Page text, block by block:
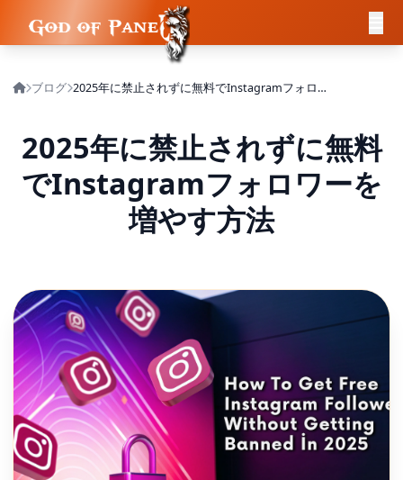
ブログ 2025年に禁止されずに無料でInstagramフォロワーを増やす方法
2025年に禁止されずに無料
でInstagramフォロワーを
増やす方法